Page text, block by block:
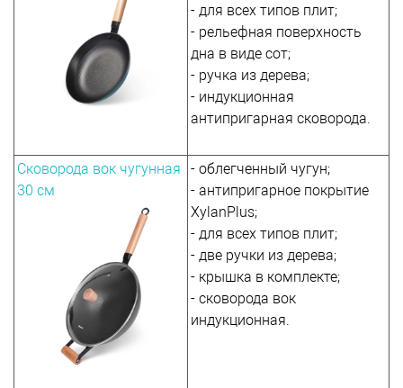
- для всех типов плит;
- рельефная поверхность
дна в виде сот;
- ручка из дерева;
- индукционная
антипригарная сковорода.
Сковорода вок чугунная
30 см
- облегченный чугун;
- антипригарное покрытие
XylanPlus;
- для всех типов плит;
- две ручки из дерева;
- крышка в комплекте;
- сковорода вок
индукционная.